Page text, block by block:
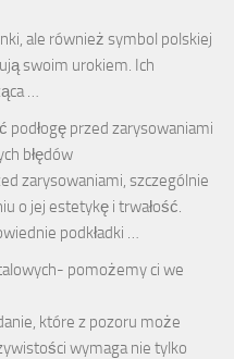
ale również symbol polskiej
swoim urokiem. Ich
…
podłogę przed zarysowaniami
błędów
zarysowaniami, szczególnie
o jej estetykę i trwałość.
podkładki …
pomożemy ci we
które z pozoru może
wymaga nie tylko